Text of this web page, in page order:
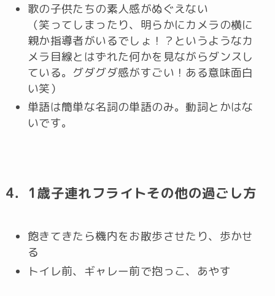
歌の子供たちの素人感がぬぐえない
（笑ってしまったり、明らかにカメラの横に
親か指導者がいるでしょ！？というようなカ
メラ目線とはずれた何かを見ながらダンスし
ている。グダグダ感がすごい！ある意味面白
い笑）
単語は簡単な名詞の単語のみ。動詞とかはな
いです。
4．1歳子連れフライトその他の過ごし方
飽きてきたら機内をお散歩させたり、歩かせ
る
トイレ前、ギャレー前で抱っこ、あやす